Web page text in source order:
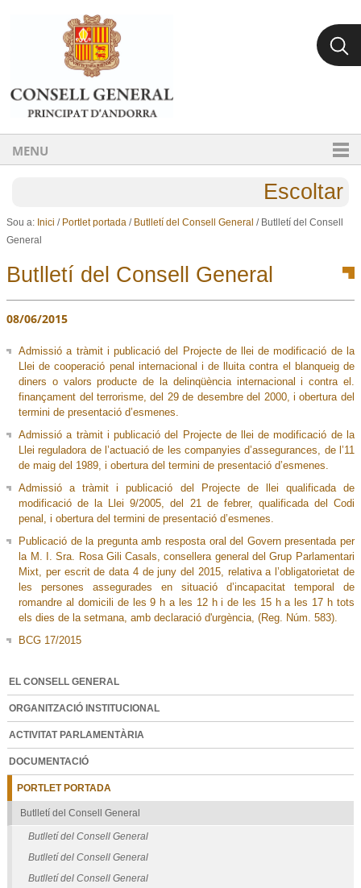
Ves al contingut.
Salta a la navegació
MENU
Escoltar
Sou a: Inici / Portlet portada / Butlletí del Consell General / Butlletí del Consell
General
Butlletí del Consell General
08/06/2015
Admissió a tràmit i publicació del Projecte de llei de modificació de la
Llei de cooperació penal internacional i de lluita contra el blanqueig de
diners o valors producte de la delinqüència internacional i contra el.
finançament del terrorisme, del 29 de desembre del 2000, i obertura del
termini de presentació d’esmenes.
Admissió a tràmit i publicació del Projecte de llei de modificació de la
Llei reguladora de l’actuació de les companyies d’assegurances, de l’11
de maig del 1989, i obertura del termini de presentació d’esmenes.
Admissió a tràmit i publicació del Projecte de llei qualificada de
modificació de la Llei 9/2005, del 21 de febrer, qualificada del Codi
penal, i obertura del termini de presentació d’esmenes.
Publicació de la pregunta amb resposta oral del Govern presentada per
la M. I. Sra. Rosa Gili Casals, consellera general del Grup Parlamentari
Mixt, per escrit de data 4 de juny del 2015, relativa a l’obligatorietat de
les persones assegurades en situació d’incapacitat temporal de
romandre al domicili de les 9 h a les 12 h i de les 15 h a les 17 h tots
els dies de la setmana, amb declaració d'urgència, (Reg. Núm. 583).
BCG 17/2015
EL CONSELL GENERAL
ORGANITZACIÓ INSTITUCIONAL
ACTIVITAT PARLAMENTÀRIA
DOCUMENTACIÓ
PORTLET PORTADA
Butlletí del Consell General
Butlletí del Consell General
Butlletí del Consell General
Butlletí del Consell General